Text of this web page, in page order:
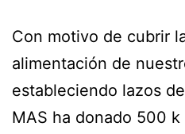
Con motivo de cubrir
alimentación de
estableciendo lazos
MAS ha donado 500